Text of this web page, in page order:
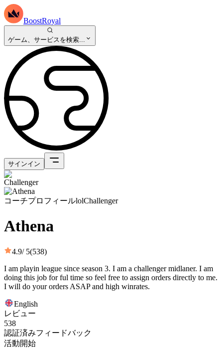
BoostRoyal
ゲーム、サービスを検索...
サインイン
コーチプロフィールlolChallenger
Athena
4.9/ 5(538)
I am playin league since season 3. I am a challenger midlaner. I am
doing this job for ful time so feel free to assign orders directly to me.
I will do your orders ASAP and high winrates.
English
レビュー
538
認証済みフィードバック
活動開始